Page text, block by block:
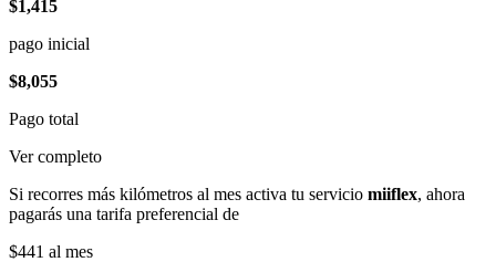
$1,415
pago inicial
$8,055
Pago total
Ver completo
Si recorres más kilómetros al mes activa tu servicio miiflex, ahora
pagarás una tarifa preferencial de
$441 al mes